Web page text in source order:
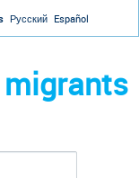
Русский Español